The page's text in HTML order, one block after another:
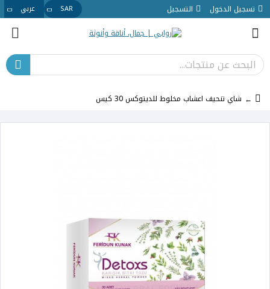
تسجيل الدخول التسجيل SAR عربي
شاي تنحيف اعشاب مخلوط للديتوكس 30 كيس